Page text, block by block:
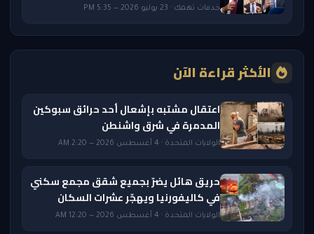
خدمات تهمك · 23 يوليو 2026 — 5:35 PM
الأكثر قراءة الآن
اعتقال مشتبه بإشعال أحد حرائق سبوكين
المدمرة في شرق واشنطن
الولايات المتحدة · 4 أغسطس 2026 — 2:20 AM
حريق هائل يضرّ بجميع شقق مجمع سكني
في كاليفورنيا ويهجّر عشرات السكان
الولايات المتحدة · 4 أغسطس 2026 — 12:20 AM